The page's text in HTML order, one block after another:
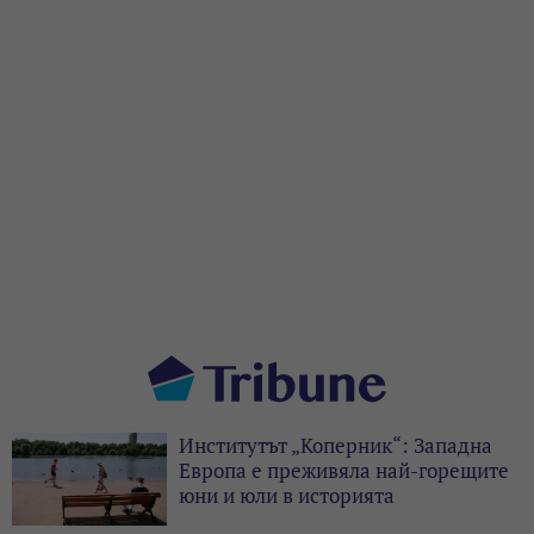
Институтът „Коперник“: Западна
Европа е преживяла най-горещите
юни и юли в историята